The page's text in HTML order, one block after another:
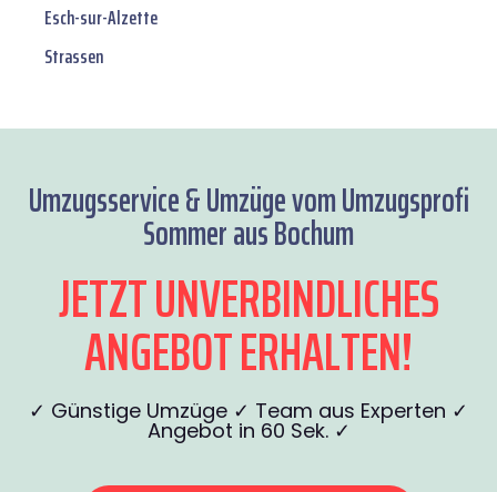
Esch-sur-Alzette
Strassen
Umzugsservice & Umzüge vom Umzugsprofi
Sommer aus Bochum
JETZT UNVERBINDLICHES
ANGEBOT ERHALTEN!
✓ Günstige Umzüge ✓ Team aus Experten ✓
Angebot in 60 Sek. ✓